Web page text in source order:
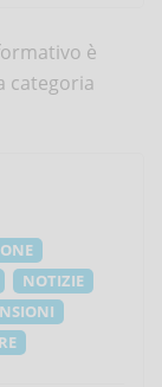
è
categoria
NOTIZIE